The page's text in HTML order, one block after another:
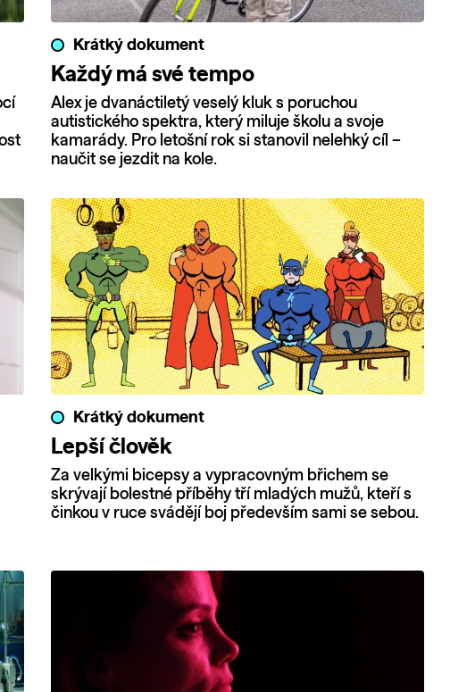
Krátký dokument
Každý má své tempo
Alex je dvanáctiletý veselý kluk s poruchou
autistického spektra, který miluje školu a svoje
kamarády. Pro letošní rok si stanovil nelehký cíl –
naučit se jezdit na kole.
Krátký dokument
Lepší člověk
Za velkými bicepsy a vypracovným břichem se
skrývají bolestné příběhy tří mladých mužů, kteří s
činkou v ruce svádějí boj především sami se sebou.